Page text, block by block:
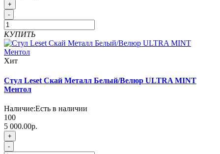
+
-
КУПИТЬ
Хит
Стул Leset Скай Металл Белый/Велюр ULTRA MINT
Ментол
Наличие:Есть в наличии
100
5 000.00р.
+
-